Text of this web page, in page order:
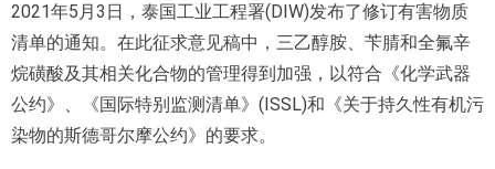
2021年5月3日，泰国工业工程署(DIW)发布了修订有害物质
清单的通知。在此征求意见稿中，三乙醇胺、苄腈和全氟辛
烷磺酸及其相关化合物的管理得到加强，以符合《化学武器
公约》、《国际特别监测清单》(ISSL)和《关于持久性有机污
染物的斯德哥尔摩公约》的要求。